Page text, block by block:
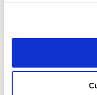
Estas dimensiones
marco de la cama.
una pulgada en las